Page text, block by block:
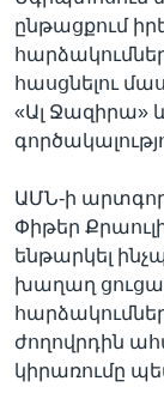
ընթացքում
հասցնելու
«Ալ Ջազիրա»
ԱՄՆ-ի
Փիթեր
ենթարկել
խաղաղ
ժողովրդին
կիրառումը